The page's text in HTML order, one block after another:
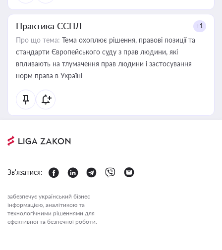
Практика ЄСПЛ +1
Про що тема: Тема охоплює рішення, правові позиції та
стандарти Європейського суду з прав людини, які
впливають на тлумачення прав людини і застосування
норм права в Україні
Зв'язатися:
забезпечує український бізнес
інформацією, аналітикою та
технологічними рішеннями для
ефективної та безпечної роботи.